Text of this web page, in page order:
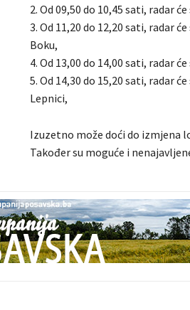
2. Od 09,50 do 10,45 sati, radar
3. Od 11,20 do 12,20 sati, radar
Boku,
4. Od 13,00 do 14,00 sati, radar
5. Od 14,30 do 15,20 sati, radar
Lepnici,
Izuzetno može doći do izmjena
Također su moguće i